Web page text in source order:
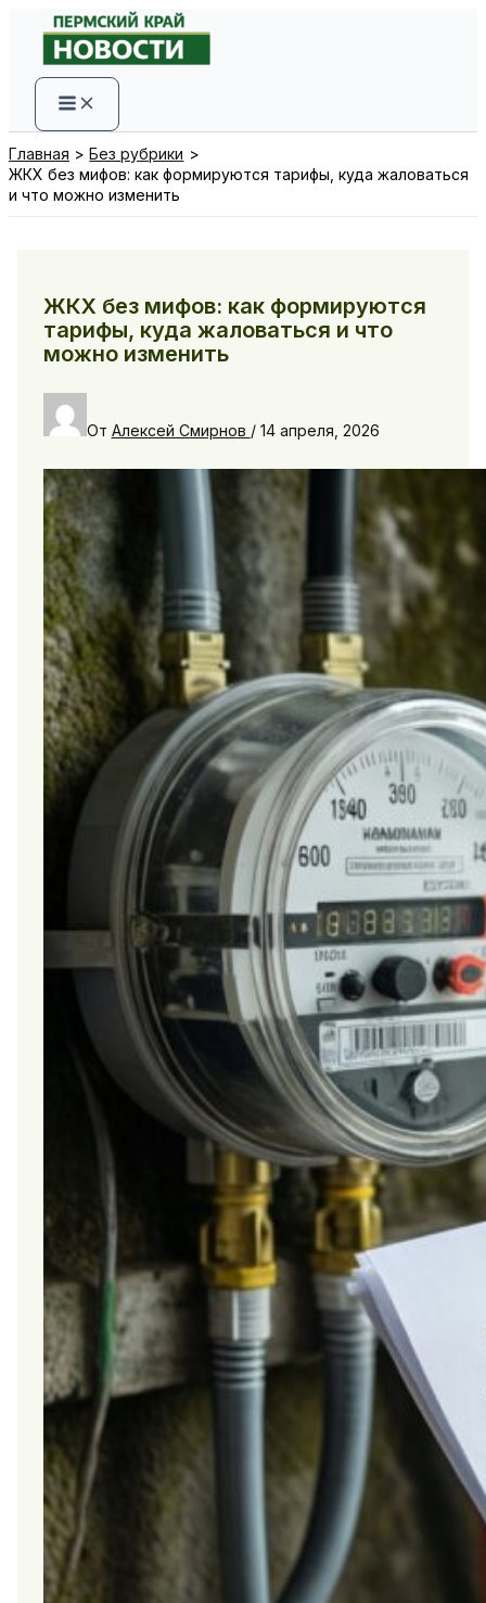
Перейти
содержимому
Главная
Без рубрики
ЖКХ без мифов: как формируются тарифы, куда жаловаться
и что можно изменить
ЖКХ без мифов: как формируются
тарифы, куда жаловаться и что
можно изменить
От Алексей Смирнов / 14 апреля, 2026